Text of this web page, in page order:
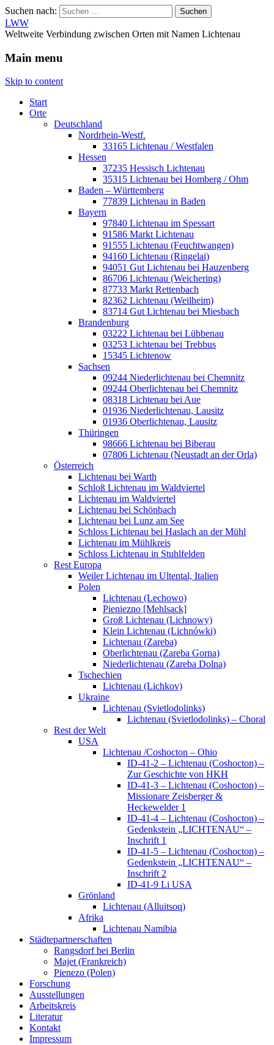
Suchen nach:
LWW
Weltweite Verbindung zwischen Orten mit Namen Lichtenau
Main menu
Skip to content
Start
Orte
Deutschland
Nordrhein-Westf.
33165 Lichtenau / Westfalen
Hessen
37235 Hessisch Lichtenau
35315 Lichtenau bei Homberg / Ohm
Baden – Württemberg
77839 Lichtenau in Baden
Bayern
97840 Lichtenau im Spessart
91586 Markt Lichtenau
91555 Lichtenau (Feuchtwangen)
94160 Lichtenau (Ringelai)
94051 Gut Lichtenau bei Hauzenberg
86706 Lichtenau (Weichering)
87733 Markt Rettenbach
82362 Lichtenau (Weilheim)
83714 Gut Lichtenau bei Miesbach
Brandenburg
03222 Lichtenau bei Lübbenau
03253 Lichtenau bei Trebbus
15345 Lichtenow
Sachsen
09244 Niederlichtenau bei Chemnitz
09244 Oberlichtenau bei Chemnitz
08318 Lichtenau bei Aue
01936 Niederlichtenau, Lausitz
01936 Oberlichtenau, Lausitz
Thüringen
98666 Lichtenau bei Biberau
07806 Lichtenau (Neustadt an der Orla)
Österreich
Lichtenau bei Warth
Schloß Lichtenau im Waldviertel
Lichtenau im Waldviertel
Lichtenau bei Schönbach
Lichtenau bei Lunz am See
Schloss Lichtenau bei Haslach an der Mühl
Lichtenau im Mühlkreis
Schloss Lichtenau in Stuhlfelden
Rest Europa
Weiler Lichtenau im Ultental, Italien
Polen
Lichtenau (Lechowo)
Pieniezno [Mehlsack]
Groß Lichtenau (Lichnowy)
Klein Lichtenau (Lichnówki)
Lichtenau (Zareba)
Oberlichtenau (Zareba Gorna)
Niederlichtenau (Zareba Dolna)
Tschechien
Lichtenau (Lichkov)
Ukraine
Lichtenau (Svietlodolinks)
Lichtenau (Svietlodolinks) – Choral
Rest der Welt
USA
Lichtenau /Coshocton – Ohio
ID-41-2 – Lichtenau (Coshocton) –
Zur Geschichte von HKH
ID-41-3 – Lichtenau (Coshocton) –
Missionare Zeisberger &
Heckewelder 1
ID-41-4 – Lichtenau (Coshocton) –
Gedenkstein „LICHTENAU“ –
Inschrift 1
ID-41-5 – Lichtenau (Coshocton) –
Gedenkstein „LICHTENAU“ –
Inschrift 2
ID-41-9 Li USA
Grönland
Lichtenau (Alluitsoq)
Afrika
Lichtenau Namibia
Städtepartnerschaften
Rangsdorf bei Berlin
Majet (Frankreich)
Pienezo (Polen)
Forschung
Ausstellungen
Arbeitskreis
Literatur
Kontakt
Impressum